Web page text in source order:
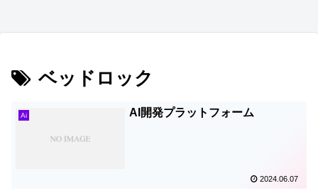
ベッドロック
Ai AI開発プラットフォーム
2024.06.07